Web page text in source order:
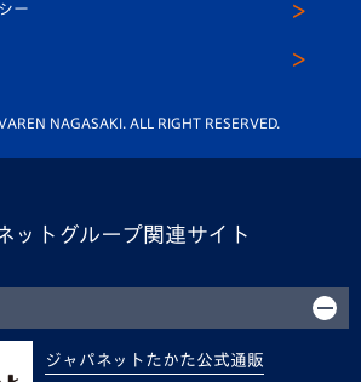
ー
NAGASAKI. ALL RIGHT RESERVED.
ットグループ関連サイト
ジャパネットたかた公式通販